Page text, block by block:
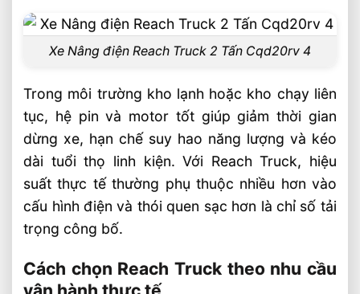
Xe Nâng điện Reach Truck 2 Tấn Cqd20rv 4
Trong môi trường kho lạnh hoặc kho chạy liên
tục, hệ pin và motor tốt giúp giảm thời gian
dừng xe, hạn chế suy hao năng lượng và kéo
dài tuổi thọ linh kiện. Với Reach Truck, hiệu
suất thực tế thường phụ thuộc nhiều hơn vào
cấu hình điện và thói quen sạc hơn là chỉ số tải
trọng công bố.
Cách chọn Reach Truck theo nhu cầu